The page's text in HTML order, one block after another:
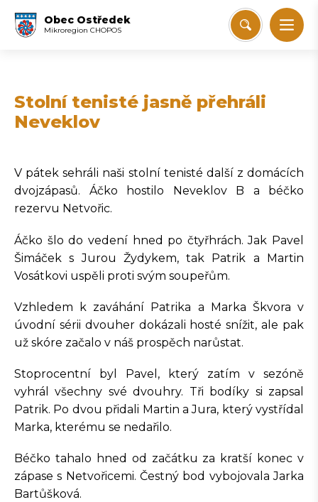
Obec Ostředek
Mikroregion CHOPOS
Stolní tenisté jasně přehráli
Neveklov
V pátek sehráli naši stolní tenisté další z domácích
dvojzápasů. Áčko hostilo Neveklov B a béčko
rezervu Netvořic.
Áčko šlo do vedení hned po čtyřhrách. Jak Pavel
Šimáček s Jurou Žydykem, tak Patrik a Martin
Vosátkovi uspěli proti svým soupeřům.
Vzhledem k zaváhání Patrika a Marka Škvora v
úvodní sérii dvouher dokázali hosté snížit, ale pak
už skóre začalo v náš prospěch narůstat.
Stoprocentní byl Pavel, který zatím v sezóně
vyhrál všechny své dvouhry. Tři bodíky si zapsal
Patrik. Po dvou přidali Martin a Jura, který vystřídal
Marka, kterému se nedařilo.
Béčko tahalo hned od začátku za kratší konec v
zápase s Netvořicemi. Čestný bod vybojovala Jarka
Bartůšková.